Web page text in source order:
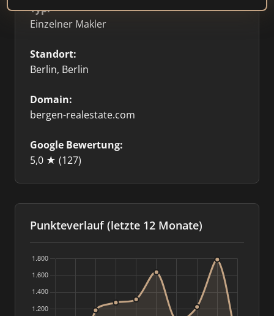
Typ:
Einzelner Makler
Standort:
Berlin, Berlin
Domain:
bergen-realestate.com
Google Bewertung:
5,0 ★ (127)
Punkteverlauf (letzte 12 Monate)